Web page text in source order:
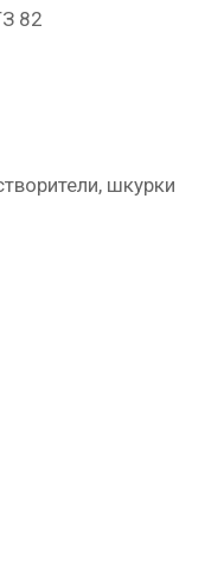
82
шкурки